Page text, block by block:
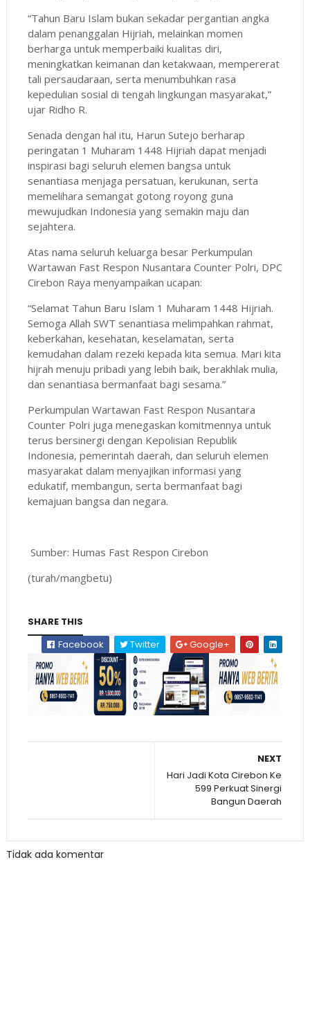
“Tahun Baru Islam bukan sekadar pergantian angka
dalam penanggalan Hijriah, melainkan momen
berharga untuk memperbaiki kualitas diri,
meningkatkan keimanan dan ketakwaan, mempererat
tali persaudaraan, serta menumbuhkan rasa
kepedulian sosial di tengah lingkungan masyarakat,”
ujar Ridho R.
Senada dengan hal itu, Harun Sutejo berharap
peringatan 1 Muharam 1448 Hijriah dapat menjadi
inspirasi bagi seluruh elemen bangsa untuk
senantiasa menjaga persatuan, kerukunan, serta
memelihara semangat gotong royong guna
mewujudkan Indonesia yang semakin maju dan
sejahtera.
Atas nama seluruh keluarga besar Perkumpulan
Wartawan Fast Respon Nusantara Counter Polri, DPC
Cirebon Raya menyampaikan ucapan:
“Selamat Tahun Baru Islam 1 Muharam 1448 Hijriah.
Semoga Allah SWT senantiasa melimpahkan rahmat,
keberkahan, kesehatan, keselamatan, serta
kemudahan dalam rezeki kepada kita semua. Mari kita
hijrah menuju pribadi yang lebih baik, berakhlak mulia,
dan senantiasa bermanfaat bagi sesama.”
Perkumpulan Wartawan Fast Respon Nusantara
Counter Polri juga menegaskan komitmennya untuk
terus bersinergi dengan Kepolisian Republik
Indonesia, pemerintah daerah, dan seluruh elemen
masyarakat dalam menyajikan informasi yang
edukatif, membangun, serta bermanfaat bagi
kemajuan bangsa dan negara.
Sumber: Humas Fast Respon Cirebon
(turah/mangbetu)
SHARE THIS
Facebook
Twitter Google+
NEXT
Hari Jadi Kota Cirebon Ke
599 Perkuat Sinergi
Bangun Daerah
Tidak ada komentar